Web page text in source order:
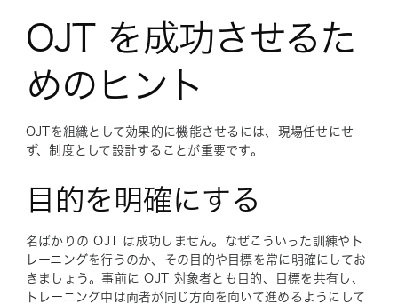
OJT を成功させるた
めのヒント
OJTを組織として効果的に機能させるには、現場任せにせ
ず、制度として設計することが重要です。
目的を明確にする
名ばかりの OJT は成功しません。なぜこういった訓練やト
レーニングを行うのか、その目的や目標を常に明確にしてお
きましょう。事前に OJT 対象者とも目的、目標を共有し、
トレーニング中は両者が同じ方向を向いて進めるようにして